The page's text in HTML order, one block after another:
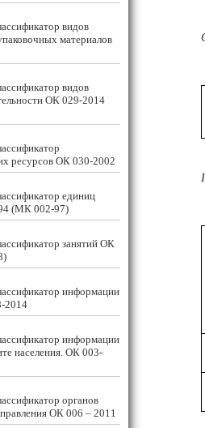
видов
материалов
видов
ОК 029-2014
ресурсов ОК 030-2002
единиц
(МК 002-97)
занятий ОК
информации
2014
информации
населения. ОК 003-
органов
ОК 006 – 2011